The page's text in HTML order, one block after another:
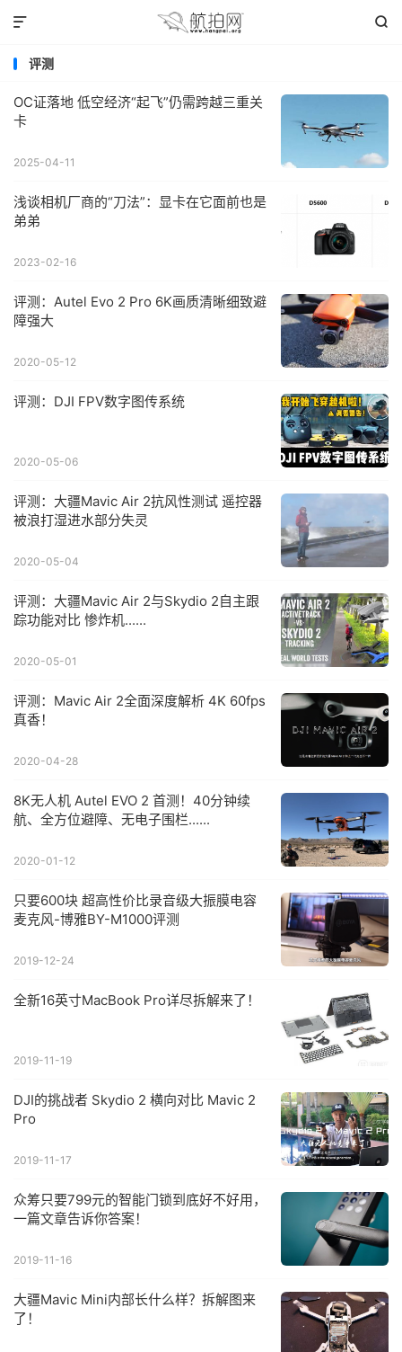


评测
OC证落地 低空经济“起飞”仍需跨越三重关
卡
2025-04-11
浅谈相机厂商的“刀法”：显卡在它面前也是
弟弟
2023-02-16
评测：Autel Evo 2 Pro 6K画质清晰细致避
障强大
2020-05-12
评测：DJI FPV数字图传系统
2020-05-06
评测：大疆Mavic Air 2抗风性测试 遥控器
被浪打湿进水部分失灵
2020-05-04
评测：大疆Mavic Air 2与Skydio 2自主跟
踪功能对比 惨炸机......
2020-05-01
评测：Mavic Air 2全面深度解析 4K 60fps
真香！
2020-04-28
8K无人机 Autel EVO 2 首测！40分钟续
航、全方位避障、无电子围栏......
2020-01-12
只要600块 超高性价比录音级大振膜电容
麦克风-博雅BY-M1000评测
2019-12-24
全新16英寸MacBook Pro详尽拆解来了！
2019-11-19
DJI的挑战者 Skydio 2 横向对比 Mavic 2
Pro
2019-11-17
众筹只要799元的智能门锁到底好不好用，
一篇文章告诉你答案！
2019-11-16
大疆Mavic Mini内部长什么样？拆解图来
了！